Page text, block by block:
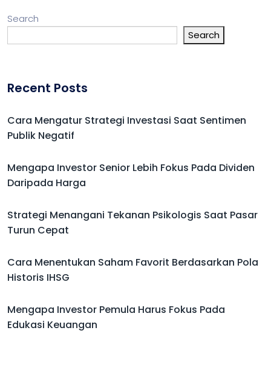
Search
Search
Recent Posts
Cara Mengatur Strategi Investasi Saat Sentimen
Publik Negatif
Mengapa Investor Senior Lebih Fokus Pada Dividen
Daripada Harga
Strategi Menangani Tekanan Psikologis Saat Pasar
Turun Cepat
Cara Menentukan Saham Favorit Berdasarkan Pola
Historis IHSG
Mengapa Investor Pemula Harus Fokus Pada
Edukasi Keuangan